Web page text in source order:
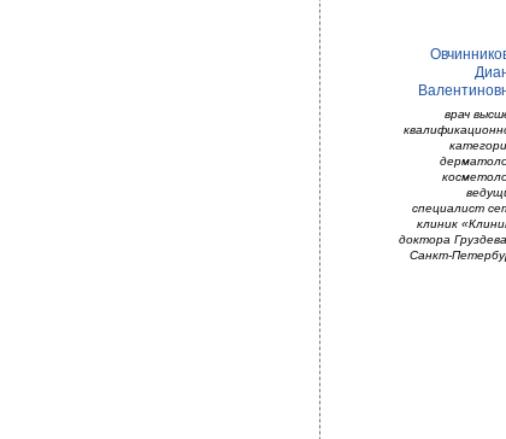
врач
специалист
клиник
доктора
Санкт-